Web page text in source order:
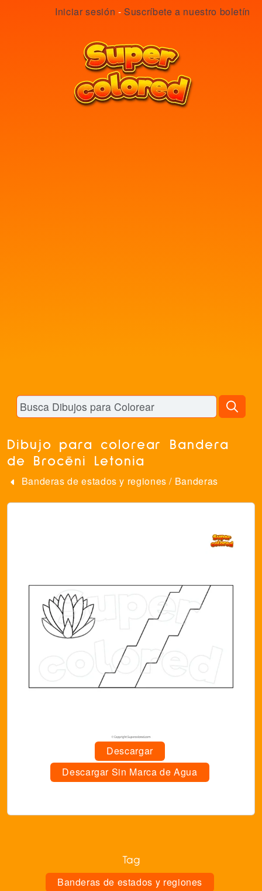
Iniciar sesión -Suscríbete a nuestro boletín
Dibujo para colorear Bandera
de Brocēni Letonia
Banderas de estados y regiones / Banderas
Descargar
Descargar Sin Marca de Agua
Tag
Banderas de estados y regiones